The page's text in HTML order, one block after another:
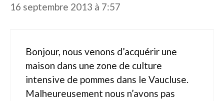
16 septembre 2013 à 7:57
Bonjour, nous venons d’acquérir une
maison dans une zone de culture
intensive de pommes dans le Vaucluse.
Malheureusement nous n’avons pas